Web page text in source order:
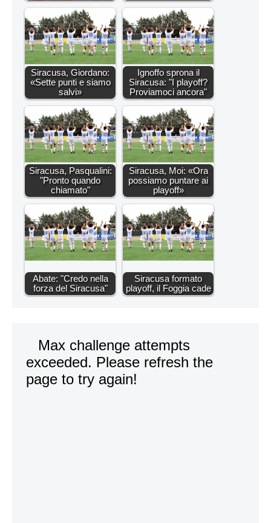
Siracusa, Giordano:
«Sette punti e siamo
salvi»
Ignoffo sprona il
Siracusa: "I playoff?
Proviamoci ancora"
Siracusa, Pasqualini:
"Pronto quando
chiamato"
Siracusa, Moi: «Ora
possiamo puntare ai
playoff»
Abate: "Credo nella
forza del Siracusa"
Siracusa formato
playoff, il Foggia cade